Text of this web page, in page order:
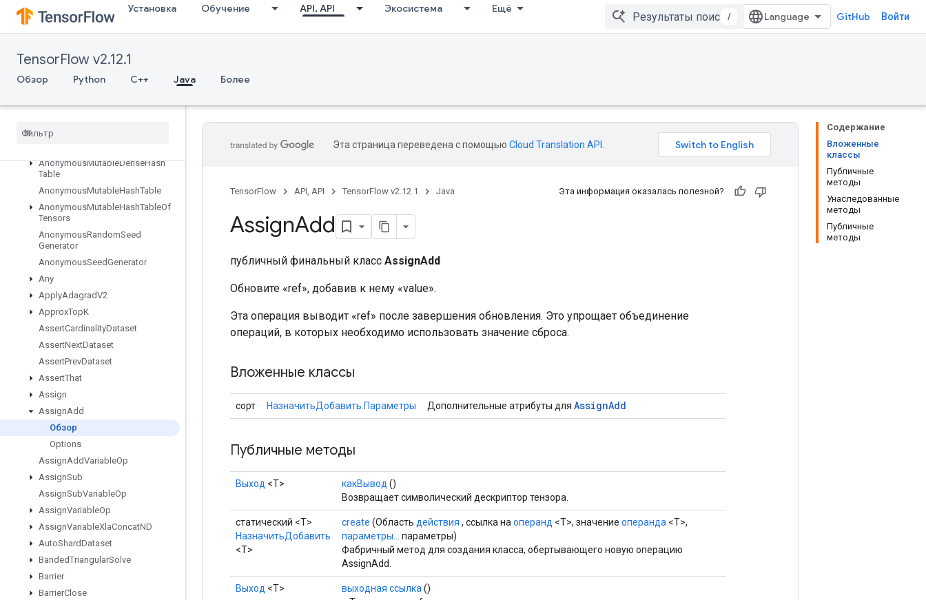
Установка Обучение API, API Экосистема Ещё
/ GitHub Войти
TensorFlow v2.12.1
Обзор Python C++ Java Более
Abort
All
AnonymousHashTable
AnonymousIteratorV2
Anonymous
AnonymousMutableDenseHash
Table
AnonymousMutableHashTable
AnonymousMutableHashTableOf
Tensors
AnonymousRandomSeed
Generator
AnonymousSeedGenerator
Any
ApplyAdagradV2
ApproxTopK
AssertCardinalityDataset
AssertNextDataset
AssertPrevDataset
AssertThat
Assign
AssignAdd
Обзор
Options
AssignAddVariableOp
AssignSub
AssignSubVariableOp
AssignVariableOp
AssignVariableXlaConcatND
AutoShardDataset
BandedTriangularSolve
Barrier
BarrierClose
Содержание
Вложенные
классы
Публичные
методы
Унаследованные
методы
Публичные
методы
Эта страница переведена с помощью Cloud Translation API
TensorFlow API, API TensorFlow v2.12.1 Java Эта информация оказалась полезной?
AssignAdd
публичный финальный класс AssignAdd
Обновите «ref», добавив к нему «value».
Эта операция выводит «ref» после завершения обновления. Это упрощает объединение
операций, в которых необходимо использовать значение сброса.
Вложенные классы
сорт НазначитьДобавить.Параметры Дополнительные атрибуты для AssignAdd
Публичные методы
Выход <Т> какВывод ()
Возвращает символический дескриптор тензора.
статический <T>
НазначитьДобавить
<T>
create (Область действия , ссылка на операнд <T>, значение операнда <T>,
параметры...
параметры)
Фабричный метод для создания класса, обертывающего новую операцию
AssignAdd.
Выход <Т> выходная ссылка ()